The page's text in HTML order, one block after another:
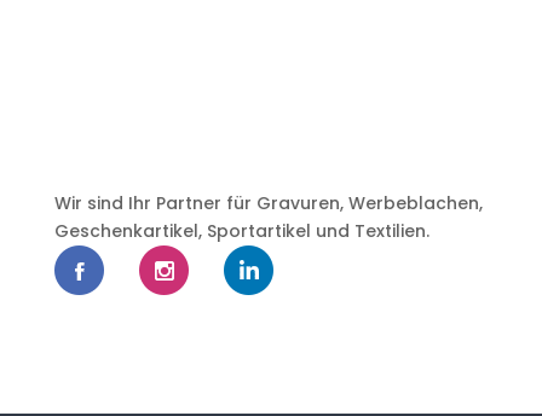
Wir sind Ihr Partner für Gravuren, Werbeblachen,
Geschenkartikel, Sportartikel und Textilien.